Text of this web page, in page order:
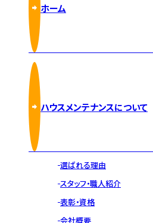
ホーム
ハウスメンテナンスについて
選ばれる理由
スタッフ・職人紹介
表彰・資格
会社概要